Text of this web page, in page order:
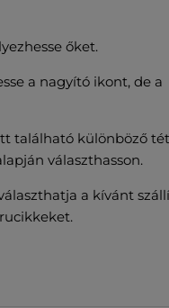
őket.
a nagyító ikont, de a
található különböző
választhasson.
a kívánt